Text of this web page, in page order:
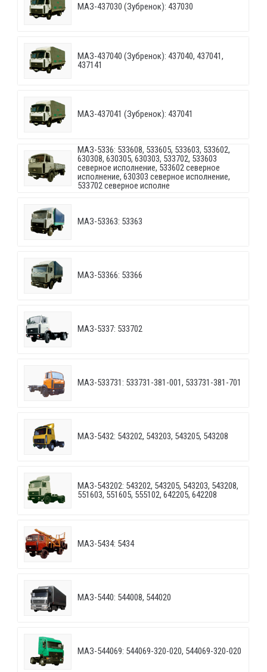
МАЗ-437030 (Зубренок): 437030
МАЗ-437040 (Зубренок): 437040, 437041,
437141
МАЗ-437041 (Зубренок): 437041
МАЗ-5336: 533608, 533605, 533603, 533602,
630308, 630305, 630303, 533702, 533603
северное исполнение, 533602 северное
исполнение, 630303 северное исполнение,
533702 северное исполне
МАЗ-53363: 53363
МАЗ-53366: 53366
МАЗ-5337: 533702
МАЗ-533731: 533731-381-001, 533731-381-701
МАЗ-5432: 543202, 543203, 543205, 543208
МАЗ-543202: 543202, 543205, 543203, 543208,
551603, 551605, 555102, 642205, 642208
МАЗ-5434: 5434
МАЗ-5440: 544008, 544020
МАЗ-544069: 544069-320-020, 544069-320-020